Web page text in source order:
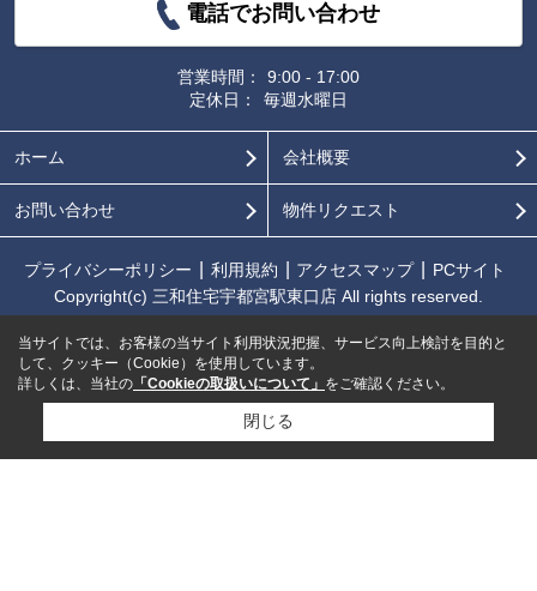
電話でお問い合わせ
営業時間：
9:00 - 17:00
定休日：
毎週水曜日
ホーム 会社概要
お問い合わせ 物件リクエスト
プライバシーポリシー 利用規約 アクセスマップ
PCサイト
Copyright(c) 三和住宅宇都宮駅東口店 All rights reserved.
当サイトでは、お客様の当サイト利用状況把握、サービス向上検討を目的と
して、クッキー（Cookie）を使用しています。
詳しくは、当社の 「Cookieの取扱いについて」 をご確認ください。
閉じる